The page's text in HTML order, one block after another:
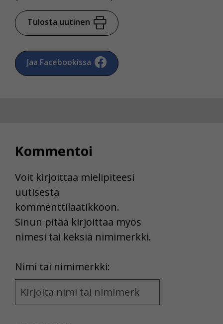
Tulosta uutinen
Jaa Facebookissa
Kommentoi
Voit kirjoittaa mielipiteesi
uutisesta
kommenttilaatikkoon.
Sinun pitää kirjoittaa myös
nimesi tai keksiä nimimerkki.
Nimi tai nimimerkki:
Name
and